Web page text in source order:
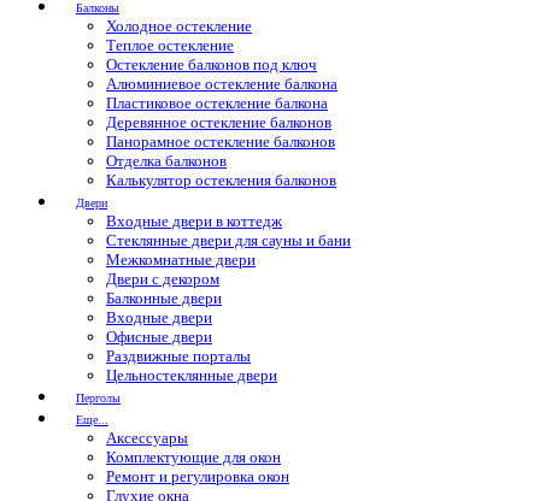
Балконы
Холодное остекление
Теплое остекление
Остекление балконов под ключ
Алюминиевое остекление балкона
Пластиковое остекление балкона
Деревянное остекление балконов
Панорамное остекление балконов
Отделка балконов
Калькулятор остекления балконов
Двери
Входные двери в коттедж
Стеклянные двери для сауны и бани
Межкомнатные двери
Двери с декором
Балконные двери
Входные двери
Офисные двери
Раздвижные порталы
Цельностеклянные двери
Перголы
Еще...
Аксессуары
Комплектующие для окон
Ремонт и регулировка окон
Глухие окна